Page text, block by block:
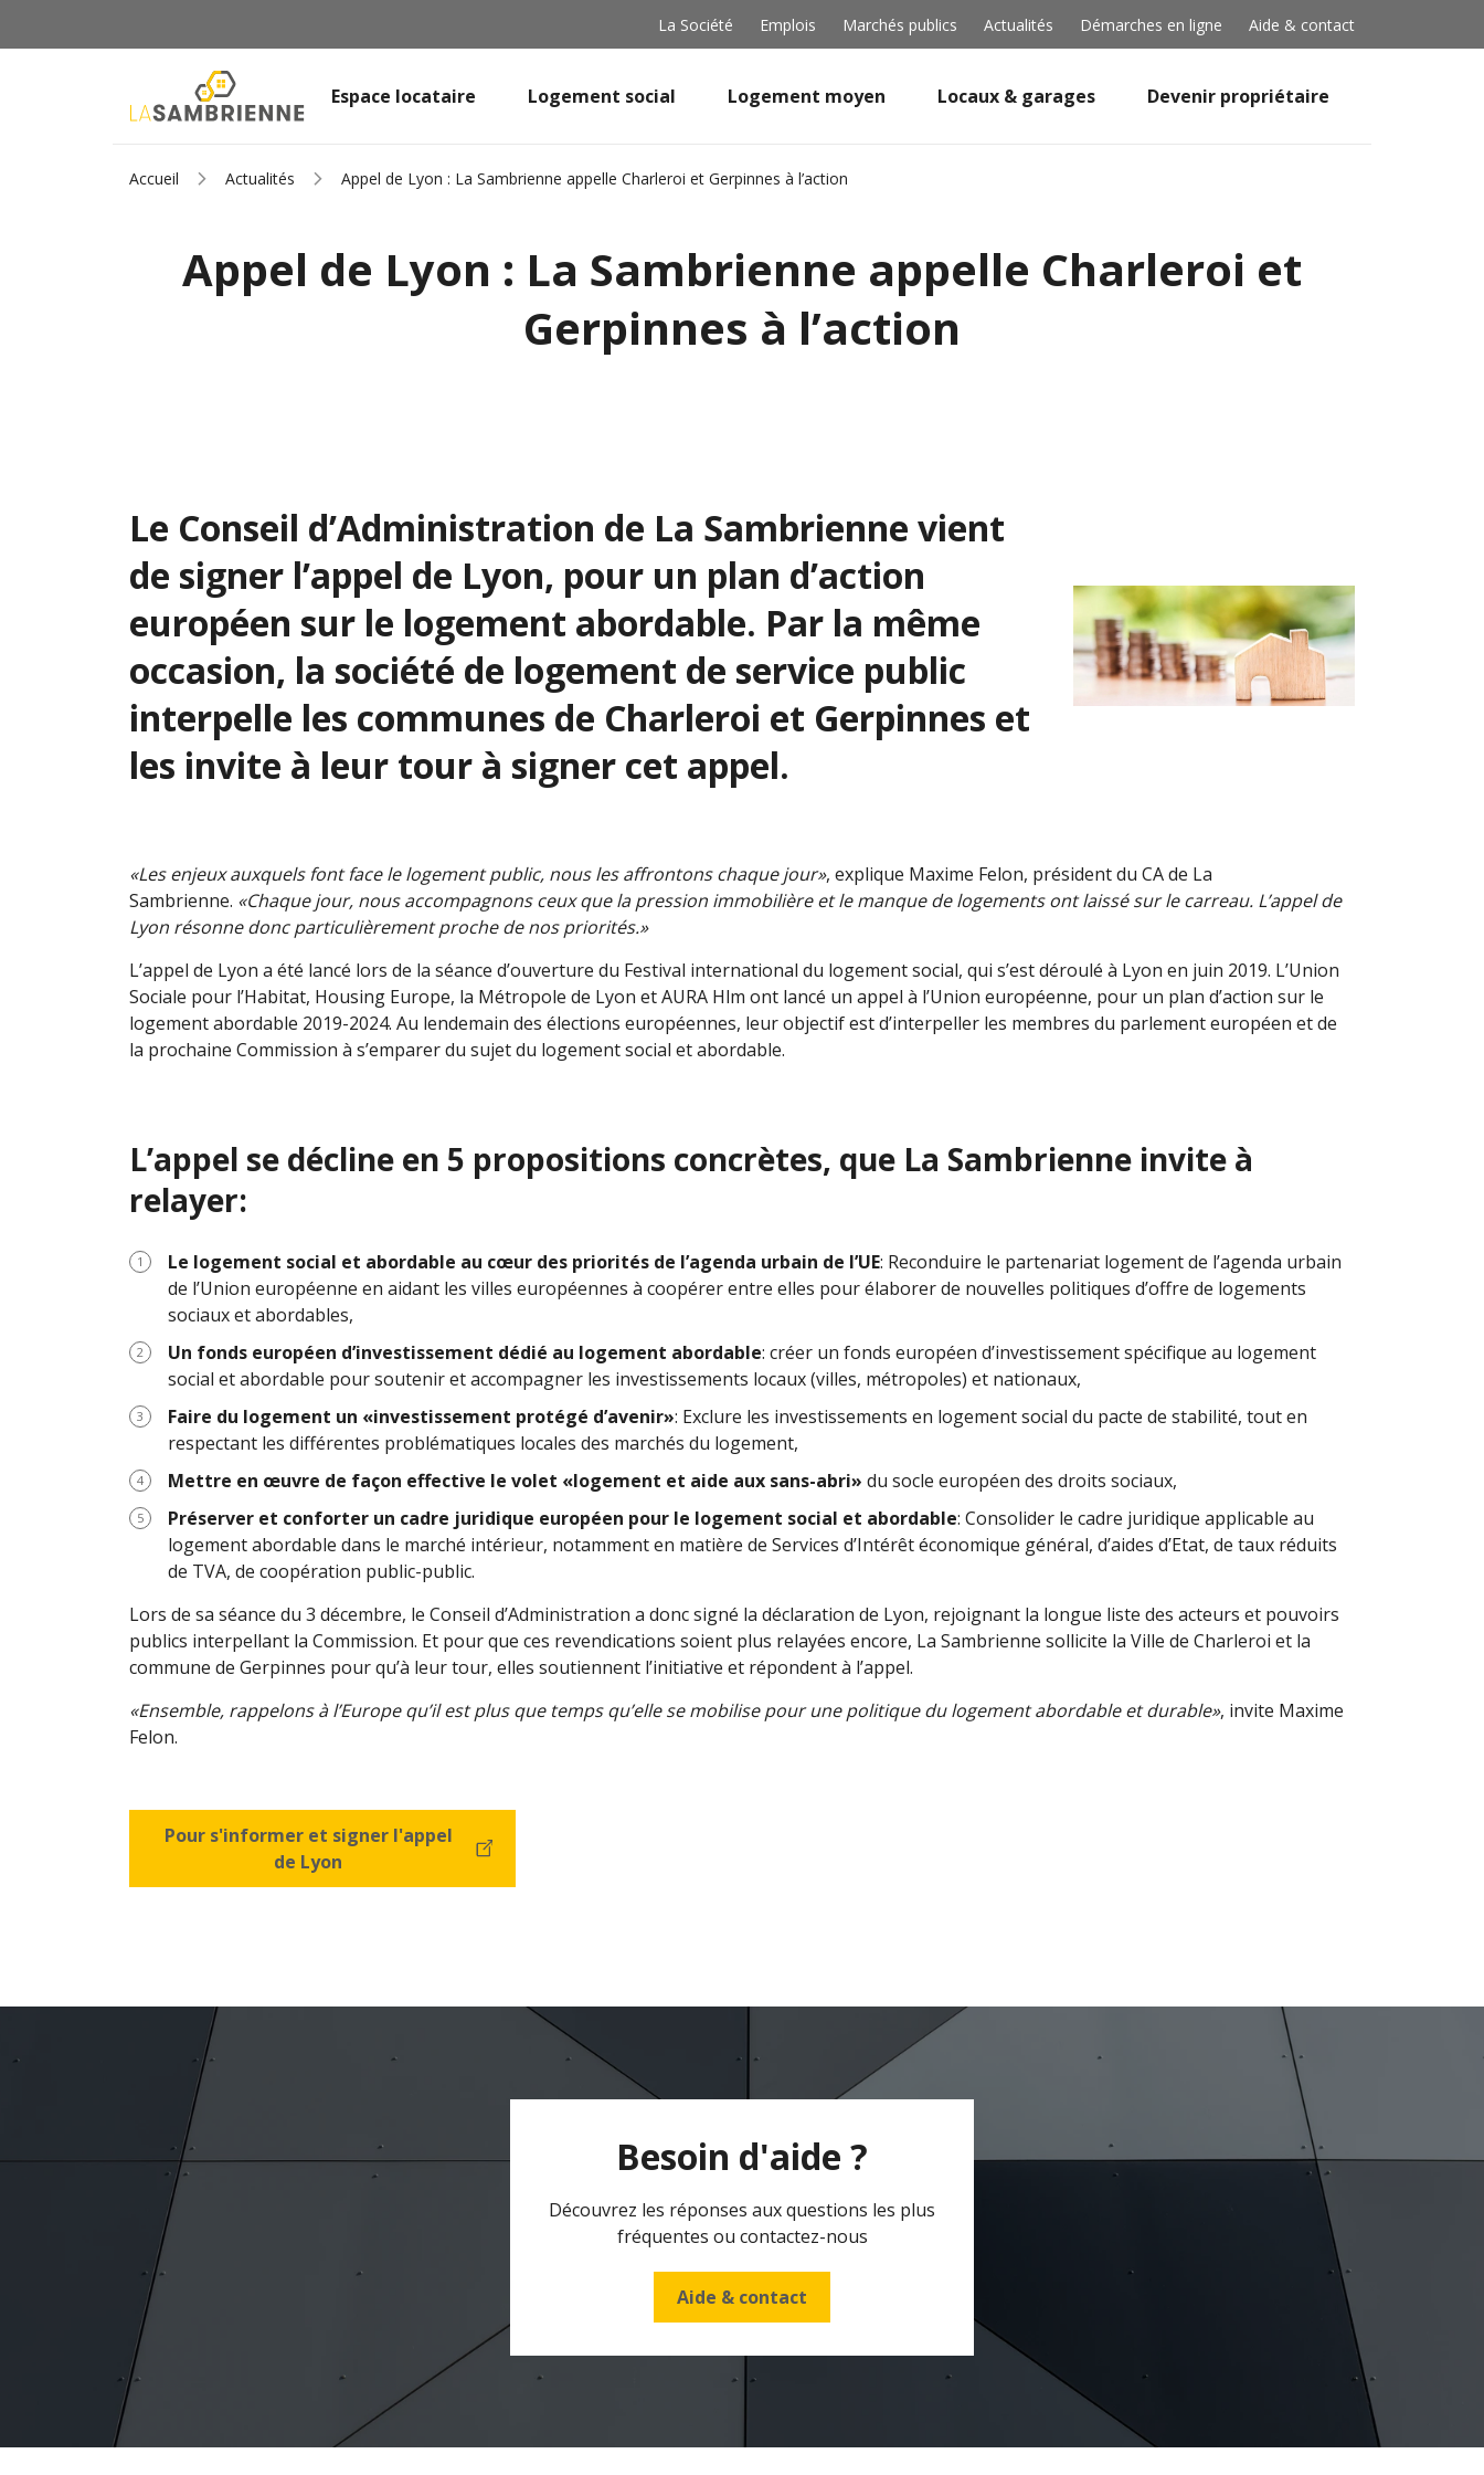
La Société Emplois Marchés publics Actualités Démarches en ligne Aide & contact
Espace locataire Logement social Logement moyen Locaux & garages Devenir propriétaire
Accueil Actualités Appel de Lyon : La Sambrienne appelle Charleroi et Gerpinnes à l’action
Appel de Lyon : La Sambrienne appelle Charleroi et
Gerpinnes à l’action
Le Conseil d’Administration de La Sambrienne vient
de signer l’appel de Lyon, pour un plan d’action
européen sur le logement abordable. Par la même
occasion, la société de logement de service public
interpelle les communes de Charleroi et Gerpinnes et
les invite à leur tour à signer cet appel.
«Les enjeux auxquels font face le logement public, nous les affrontons chaque jour», explique Maxime Felon, président du CA de La
Sambrienne. «Chaque jour, nous accompagnons ceux que la pression immobilière et le manque de logements ont laissé sur le carreau. L’appel de
Lyon résonne donc particulièrement proche de nos priorités.»
L’appel de Lyon a été lancé lors de la séance d’ouverture du Festival international du logement social, qui s’est déroulé à Lyon en juin 2019. L’Union
Sociale pour l’Habitat, Housing Europe, la Métropole de Lyon et AURA Hlm ont lancé un appel à l’Union européenne, pour un plan d’action sur le
logement abordable 2019-2024. Au lendemain des élections européennes, leur objectif est d’interpeller les membres du parlement européen et de
la prochaine Commission à s’emparer du sujet du logement social et abordable.
L’appel se décline en 5 propositions concrètes, que La Sambrienne invite à
relayer:
Le logement social et abordable au cœur des priorités de l’agenda urbain de l’UE: Reconduire le partenariat logement de l’agenda urbain
de l’Union européenne en aidant les villes européennes à coopérer entre elles pour élaborer de nouvelles politiques d’offre de logements
sociaux et abordables,
Un fonds européen d’investissement dédié au logement abordable: créer un fonds européen d’investissement spécifique au logement
social et abordable pour soutenir et accompagner les investissements locaux (villes, métropoles) et nationaux,
Faire du logement un «investissement protégé d’avenir»: Exclure les investissements en logement social du pacte de stabilité, tout en
respectant les différentes problématiques locales des marchés du logement,
Mettre en œuvre de façon effective le volet «logement et aide aux sans-abri» du socle européen des droits sociaux,
Préserver et conforter un cadre juridique européen pour le logement social et abordable: Consolider le cadre juridique applicable au
logement abordable dans le marché intérieur, notamment en matière de Services d’Intérêt économique général, d’aides d’Etat, de taux réduits
de TVA, de coopération public-public.
Lors de sa séance du 3 décembre, le Conseil d’Administration a donc signé la déclaration de Lyon, rejoignant la longue liste des acteurs et pouvoirs
publics interpellant la Commission. Et pour que ces revendications soient plus relayées encore, La Sambrienne sollicite la Ville de Charleroi et la
commune de Gerpinnes pour qu’à leur tour, elles soutiennent l’initiative et répondent à l’appel.
«Ensemble, rappelons à l’Europe qu’il est plus que temps qu’elle se mobilise pour une politique du logement abordable et durable», invite Maxime
Felon.
Pour s'informer et signer l'appel
de Lyon
Besoin d'aide ?
Découvrez les réponses aux questions les plus
fréquentes ou contactez-nous
Aide & contact